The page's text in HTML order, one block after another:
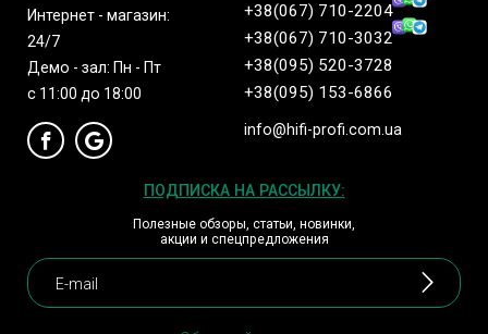
Интернет - магазин:
24/7
Демо - зал: Пн - Пт
с 11:00 до 18:00
+38(067) 710-2204
+38(067) 710-3032
+38(095) 520-3728
+38(095) 153-6866
info@hifi-profi.com.ua
ПОДПИСКА НА РАССЫЛКУ:
Полезные обзоры, статьи, новинки,
акции и спецпредложения